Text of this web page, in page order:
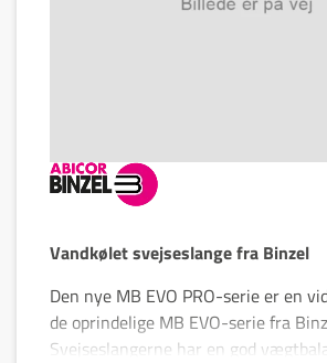
Vandkølet svejseslange fra Binzel
Den nye MB EVO PRO-serie er en
de oprindelige MB EVO-serie fra
Svejseslangerne har en god